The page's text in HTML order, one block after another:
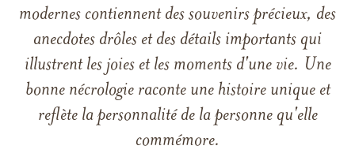
modernes contiennent des souvenirs précieux, des
anecdotes drôles et des détails importants qui
illustrent les joies et les moments d'une vie. Une
bonne nécrologie raconte une histoire unique et
reflète la personnalité de la personne qu'elle
commémore.